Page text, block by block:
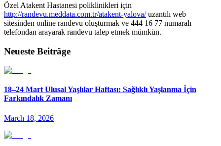
Özel Atakent Hastanesi poliklinikleri için
http://randevu.meddata.com.tr/atakent-yalova/uzantılı web
sitesinden online randevu oluşturmak ve 444 16 77 numaralı
telefondan arayarak randevu talep etmek mümkün.
Neueste Beiträge
18–24 Mart Ulusal Yaşlılar Haftası: Sağlıklı Yaşlanma İçin
Farkındalık Zamanı
March 18, 2026